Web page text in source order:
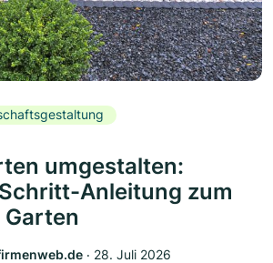
umgestalten:
Anleitung zum
‧ 28. Juli 2026